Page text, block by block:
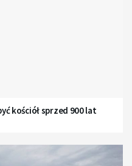
kościół sprzed 900 lat